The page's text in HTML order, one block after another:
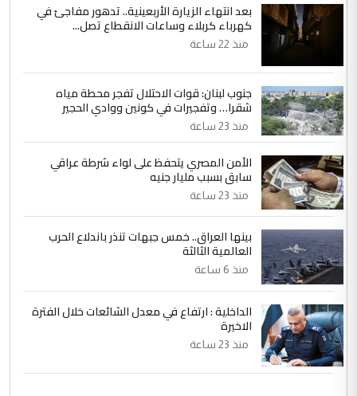
بعد انتهاء الزيارة الأربعينية.. تدهور مفاجئ في
كهرباء كربلاء وساعات الانقطاع تصل...
منذ 22 ساعة
جنوب لبنان: قوات الاحتلال تفجر محطة مياه
شقرا… وتفجيرات في كونين ووادي الحجير
منذ 23 ساعة
الأمن المصري يتحفظ على لواء شرطة عراقي
سابق بسبب مليار جنيه
منذ 23 ساعة
بينها العراق.. خمس جبهات تنذر باندلاع الحرب
العالمية الثالثة
منذ 6 ساعة
الداخلية : ارتفاع في معدل الشائعات خلال الفترة
الاخيرة
منذ 23 ساعة